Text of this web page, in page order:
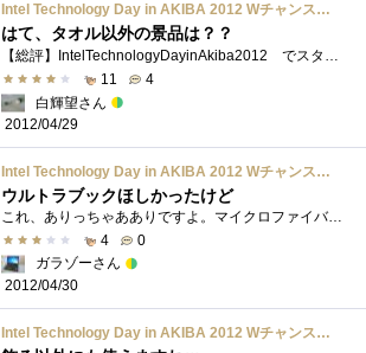
Intel Technology Day in AKIBA 2012 Wチャンスアンケート参加賞 タオル
はて、タオル以外の景品は？？
【総評】IntelTechnologyDayinAkiba2012 でスタンプラリーおよびガラガラ抽選後、zigsowユーザー限定の紙とアンケート回答画面を見せるとさらに2回抽選�...
11
4
白輝望さん
2012/04/29
Intel Technology Day in AKIBA 2012 Wチャンスアンケート参加賞 タオル
ウルトラブックほしかったけど
これ、ありっちゃあありですよ。マイクロファイバータオルは洗車に便利だから。
4
0
ガラゾーさん
2012/04/30
Intel Technology Day in AKIBA 2012 Wチャンスアンケート参加賞 タオル